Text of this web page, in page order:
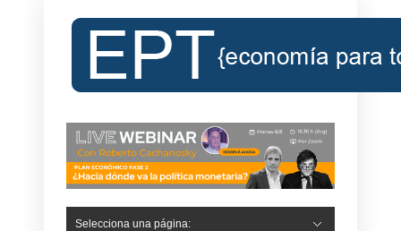
Selecciona una página: